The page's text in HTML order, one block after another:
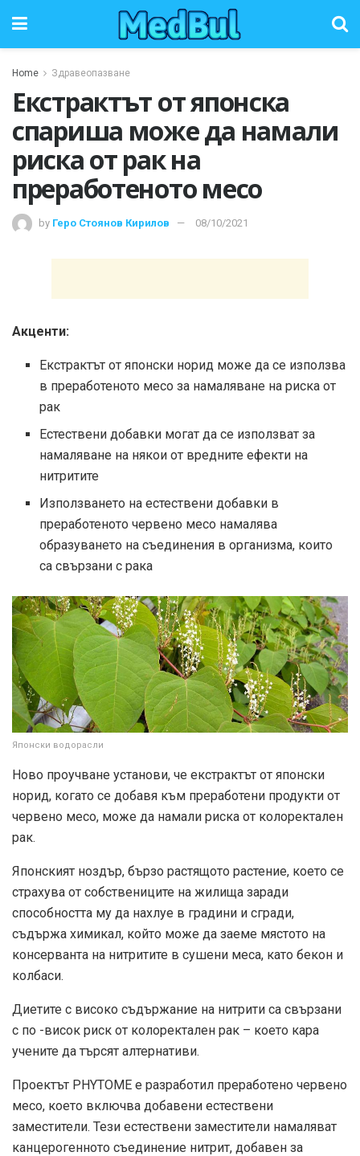
Home Здравеопазване
Екстрактът от японска
спариша може да намали
риска от рак на
преработеното месо
by Геро Стоянов Кирилов 08/10/2021
Акценти:
Екстрактът от японски норид може да се използва
в преработеното месо за намаляване на риска от
рак
Естествени добавки могат да се използват за
намаляване на някои от вредните ефекти на
нитритите
Използването на естествени добавки в
преработеното червено месо намалява
образуването на съединения в организма, които
са свързани с рака
Японски водорасли
Ново проучване установи, че екстрактът от японски
норид, когато се добавя към преработени продукти от
червено месо, може да намали риска от колоректален
рак.
Японският ноздър, бързо растящото растение, което се
страхува от собствениците на жилища заради
способността му да нахлуе в градини и сгради,
съдържа химикал, който може да заеме мястото на
консерванта на нитритите в сушени меса, като бекон и
колбаси.
Диетите с високо съдържание на нитрити са свързани
с по -висок риск от колоректален рак – което кара
учените да търсят алтернативи.
Проектът PHYTOME е разработил преработено червено
месо, което включва добавени естествени
заместители. Тези естествени заместители намаляват
канцерогенното съединение нитрит, добавен за